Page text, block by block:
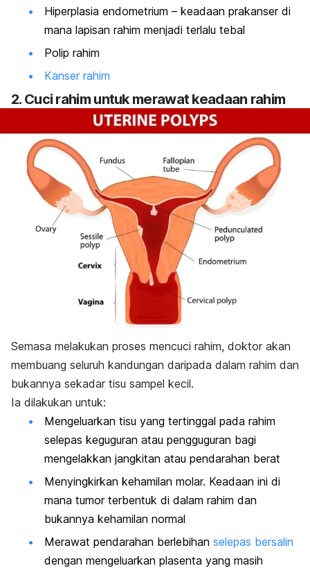
Hiperplasia endometrium – keadaan prakanser di
mana lapisan rahim menjadi terlalu tebal
Polip rahim
Kanser rahim
2. Cuci rahim untuk merawat keadaan rahim
Semasa melakukan proses mencuci rahim, doktor akan
membuang seluruh kandungan daripada dalam rahim dan
bukannya sekadar tisu sampel kecil.
Ia dilakukan untuk:
Mengeluarkan tisu yang tertinggal pada rahim
selepas keguguran atau pengguguran bagi
mengelakkan jangkitan atau pendarahan berat
Menyingkirkan kehamilan molar. Keadaan ini di
mana tumor terbentuk di dalam rahim dan
bukannya kehamilan normal
Merawat pendarahan berlebihan selepas bersalin
dengan mengeluarkan plasenta yang masih